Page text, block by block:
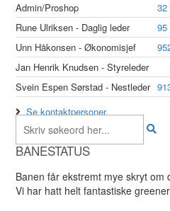
Admin/Proshop
32
Rune Ulriksen - Daglig leder
95
Unn Håkonsen - Økonomisjef
Jan Henrik Knudsen - Styreleder
Svein Espen Sørstad - Nestleder
Se kontaktpersoner
BANESTATUS
Banen får ekstremt mye skryt om
Vi har hatt helt fantastiske